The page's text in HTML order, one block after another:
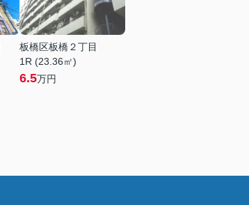
板橋区板橋２丁目
1R (23.36㎡)
6.5万円